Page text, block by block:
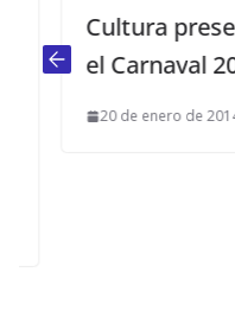
Cultura presenta
el Carnaval 2014
20 de enero de 2014